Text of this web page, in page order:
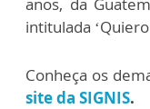
intitulada
Conheça os
site da SIGNIS.